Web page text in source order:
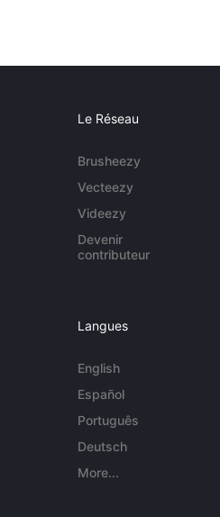
Le Réseau
Brusheezy
Vecteezy
Videezy
Devenir
contributeur
Langues
English
Español
Português
Deutsch
More...